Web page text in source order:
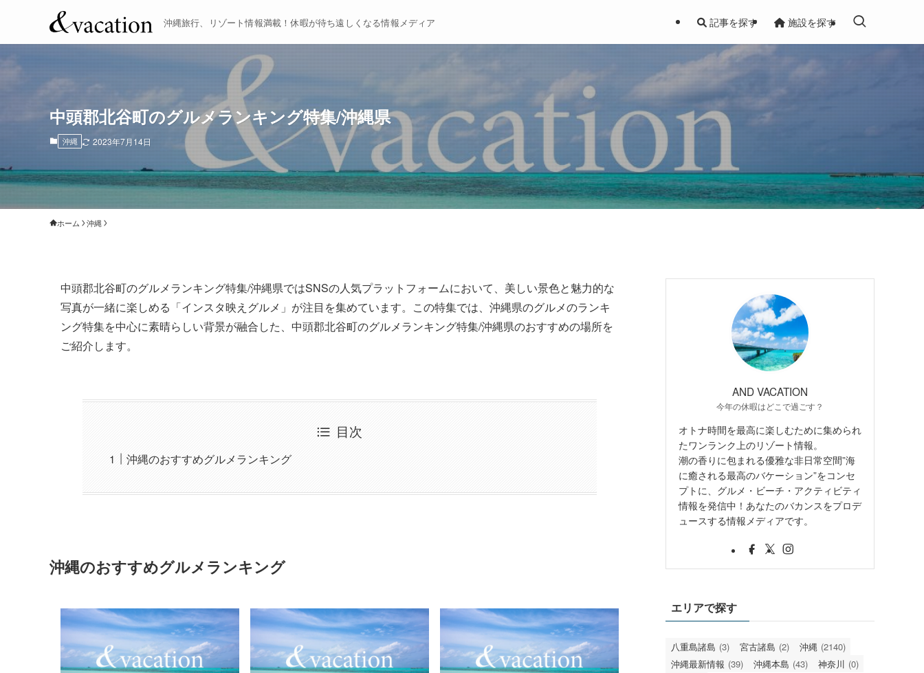
沖縄旅行、リゾート情報満載！休暇が待ち遠しくなる情報メディア 記事を探す 施設を探す
中頭郡北谷町のグルメランキング特集/沖縄県
沖縄 2023年7月14日
ホーム 沖縄
中頭郡北谷町のグルメランキング特集/沖縄県ではSNSの人気プラットフォームにおいて、美しい景色と魅力的な
写真が一緒に楽しめる「インスタ映えグルメ」が注目を集めています。この特集では、沖縄県のグルメのランキ
ング特集を中心に素晴らしい背景が融合した、中頭郡北谷町のグルメランキング特集/沖縄県のおすすめの場所を
ご紹介します。
目次
沖縄のおすすめグルメランキング
沖縄のおすすめグルメランキング
AND VACATION
今年の休暇はどこで過ごす？
オトナ時間を最高に楽しむために集められ
たワンランク上のリゾート情報。
潮の香りに包まれる優雅な非日常空間”海
に癒される最高のバケーション”をコンセ
プトに、グルメ・ビーチ・アクティビティ
情報を発信中！あなたのバカンスをプロデ
ュースする情報メディアです。
エリアで探す
八重島諸島 (3) 宮古諸島 (2) 沖縄 (2140)
沖縄最新情報 (39) 沖縄本島 (43) 神奈川 (0)